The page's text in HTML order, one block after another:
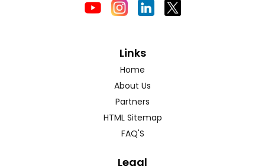
Links
Home
About Us
Partners
HTML Sitemap
FAQ'S
Legal